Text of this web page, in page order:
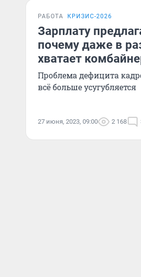
РАБОТА КРИЗИС-2026
Зарплату
почему даже в
хватает
Проблема дефицита
всё больше усугубляется
27 июня, 2023, 09:00 2 168